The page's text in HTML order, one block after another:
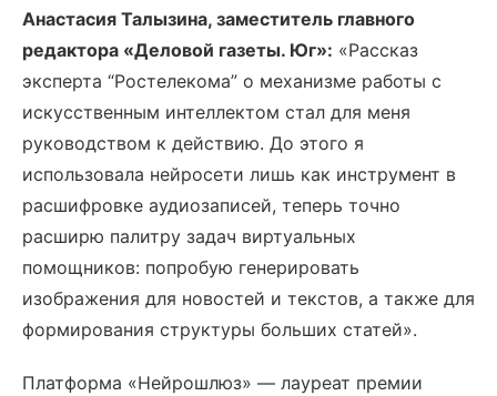
Анастасия Талызина, заместитель главного
редактора «Деловой газеты. Юг»: «Рассказ
эксперта “Ростелекома” о механизме работы с
искусственным интеллектом стал для меня
руководством к действию. До этого я
использовала нейросети лишь как инструмент в
расшифровке аудиозаписей, теперь точно
расширю палитру задач виртуальных
помощников: попробую генерировать
изображения для новостей и текстов, а также для
формирования структуры больших статей».
Платформа «Нейрошлюз» — лауреат премии